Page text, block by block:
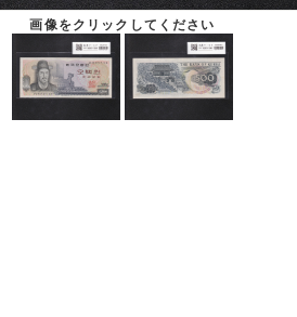
画像をクリックしてください